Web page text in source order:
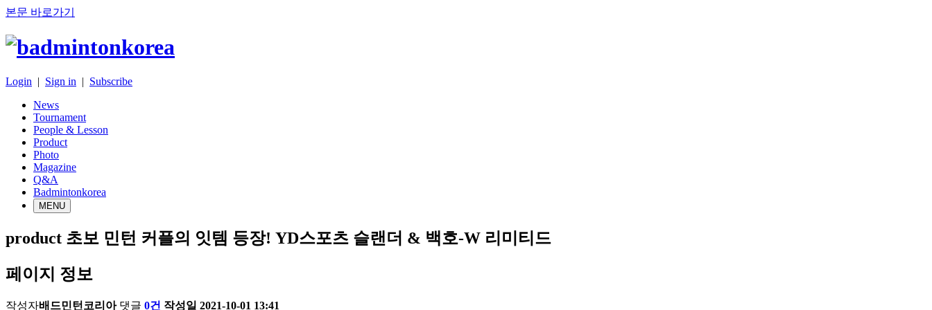
본문 바로가기
Login | Sign in | Subscribe
News
Tournament
People & Lesson
Product
Photo
Magazine
Q&A
Badmintonkorea
MENU
product 초보 민턴 커플의 잇템 등장! YD스포츠 슬랜더 & 백호-W 리미티드
페이지 정보
작성자배드민턴코리아 댓글 0건 작성일 2021-10-01 13:41